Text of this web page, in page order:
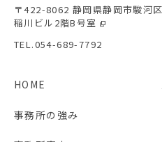
〒422-8062 静岡県静岡市駿河
稲川ビル2階B号室
TEL.054-689-7792
HOME
事務所の強み